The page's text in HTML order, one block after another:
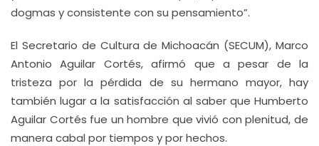
dogmas y consistente con su pensamiento”.
El Secretario de Cultura de Michoacán (SECUM), Marco
Antonio Aguilar Cortés, afirmó que a pesar de la
tristeza por la pérdida de su hermano mayor, hay
también lugar a la satisfacción al saber que Humberto
Aguilar Cortés fue un hombre que vivió con plenitud, de
manera cabal por tiempos y por hechos.